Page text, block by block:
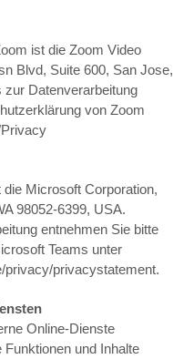
ist die Zoom Video
Blvd, Suite 600, San Jose,
zur Datenverarbeitung
von Zoom
Microsoft Corporation,
98052-6399, USA.
entnehmen Sie bitte
Teams unter
privacy/privacystatement.
Online-Dienste
und Inhalte